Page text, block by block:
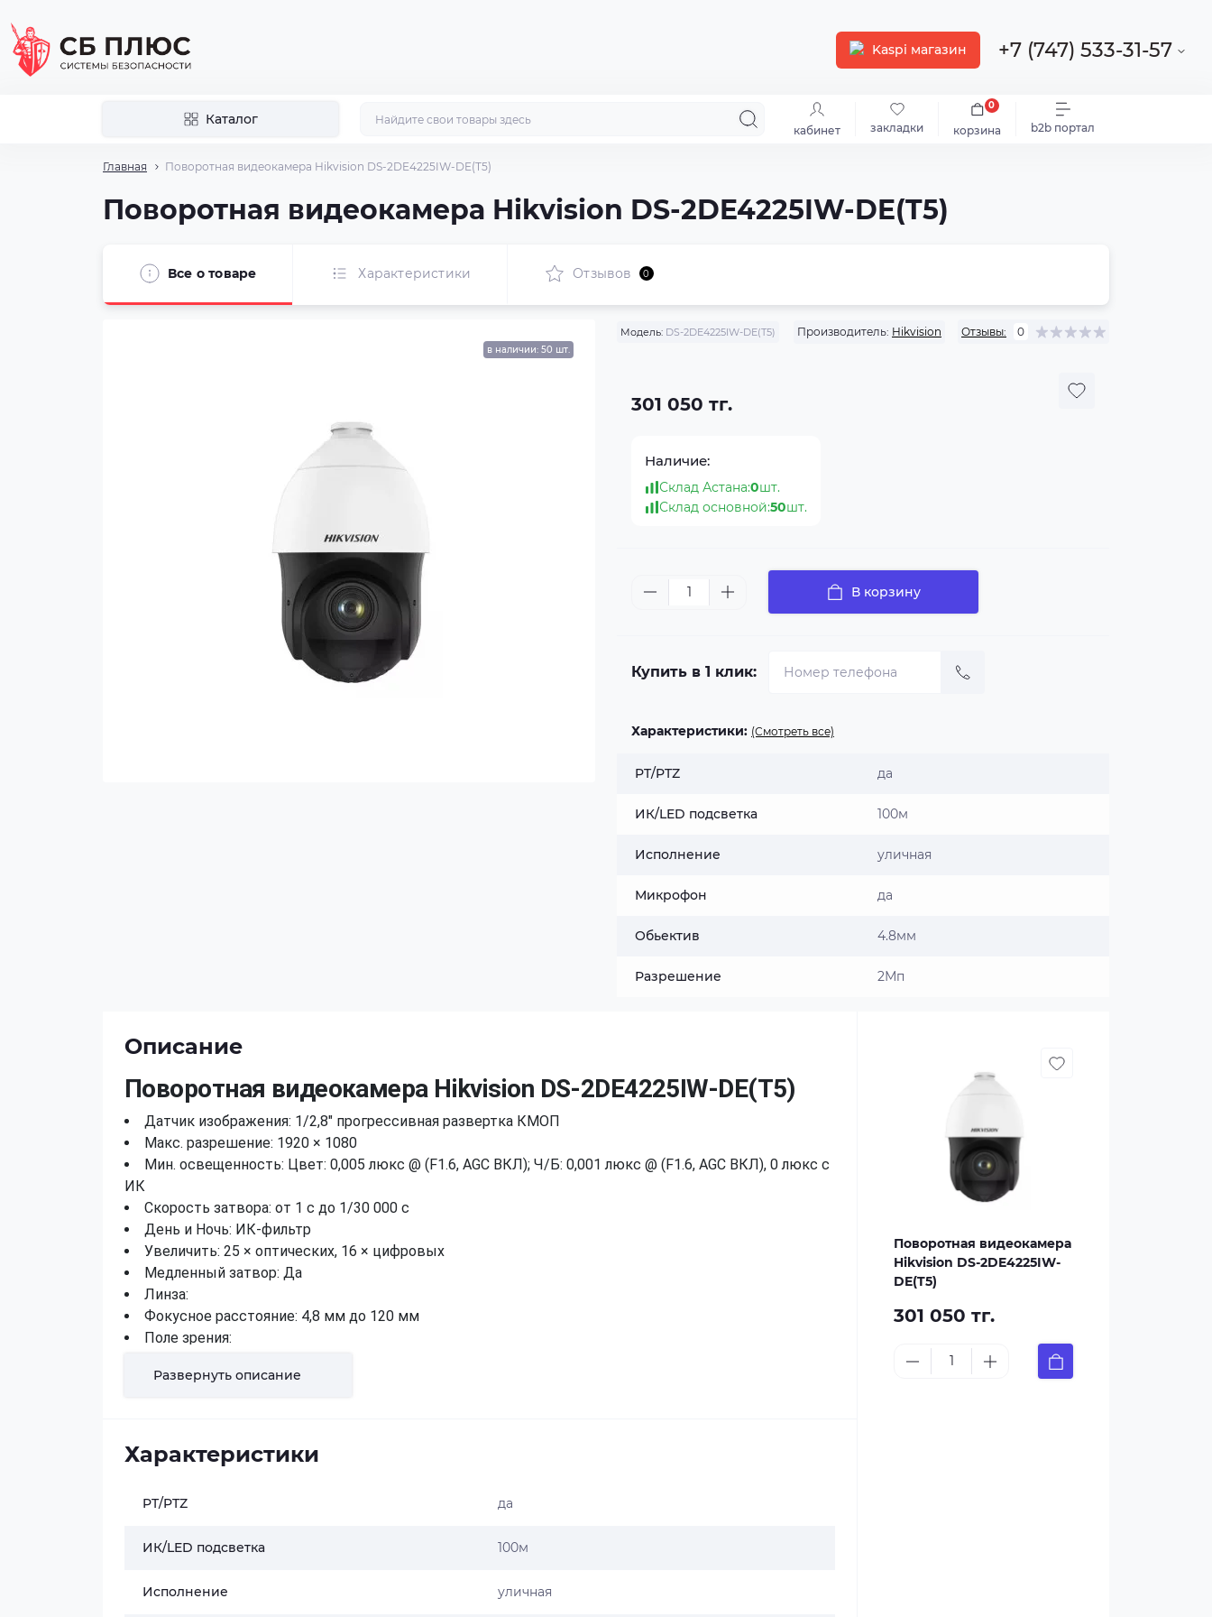
Kaspi магазин +7 (747) 533-31-57
Каталог
кабинет закладки корзина
0
b2b портал
Главная Поворотная видеокамера Hikvision DS-2DE4225IW-DE(T5)
Поворотная видеокамера Hikvision DS-2DE4225IW-DE(T5)
Все о товаре Характеристики Отзывов 0
в наличии: 50 шт.
Модель: DS-2DE4225IW-DE(T5) Производитель: Hikvision Отзывы: 0
301 050 тг.
Наличие:
Склад Астана:0шт.
Склад основной:50шт.
В корзину
Купить в 1 клик:
Характеристики: (Смотреть все)
PT/PTZ да
ИК/LED подсветка 100м
Исполнение уличная
Микрофон да
Обьектив 4.8мм
Разрешение 2Мп
Описание
Поворотная видеокамера Hikvision DS-2DE4225IW-DE(T5)
Датчик изображения: 1/2,8" прогрессивная развертка КМОП
Макс. разрешение: 1920 × 1080
Мин. освещенность: Цвет: 0,005 люкс @ (F1.6, AGC ВКЛ); Ч/Б: 0,001 люкс @ (F1.6, AGC ВКЛ), 0 люкс с
ИК
Скорость затвора: от 1 с до 1/30 000 с
День и Ночь: ИК-фильтр
Увеличить: 25 × оптических, 16 × цифровых
Медленный затвор: Да
Линза:
Фокусное расстояние: 4,8 мм до 120 мм
Поле зрения:
Фокус: Автоматический, полуавтоматический, ручной
Скорость зума: Приблизительно 3,6 с.
Тип дополнительного света: ИК
ПТЗ:
Развернуть описание
Характеристики
PT/PTZ да
ИК/LED подсветка 100м
Исполнение уличная
Поворотная видеокамера
Hikvision DS-2DE4225IW-
DE(T5)
301 050 тг.